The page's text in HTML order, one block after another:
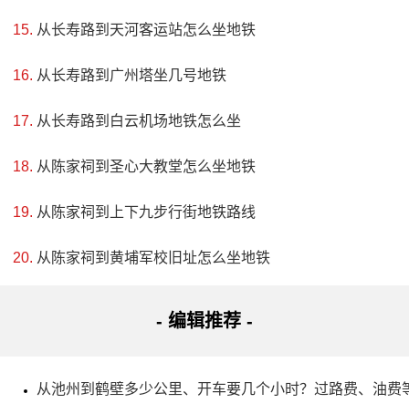
4、沧州铁狮子
电话：(0317)7883777
有历史、科学和艺术价值。它高5.78米，长5.34米，宽3.17
从长寿路到天河客运站怎么坐地铁
从长寿路到广州塔坐几号地铁
从长寿路到白云机场地铁怎么坐
从陈家祠到圣心大教堂怎么坐地铁
从陈家祠到上下九步行街地铁路线
从陈家祠到黄埔军校旧址怎么坐地铁
- 编辑推荐 -
从池州到鹤壁多少公里、开车要几个小时？过路费、油费